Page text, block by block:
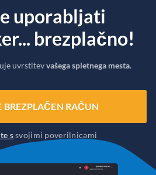
uporabljati
brezplačno!
uvrstitevvašega spletnega mesta.
BREZPLAČEN RAČUN
ssvojimi poverilnicami